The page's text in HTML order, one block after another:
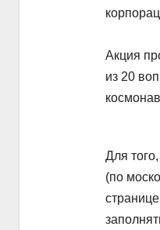
Акция
из 20
Для
(по
странице